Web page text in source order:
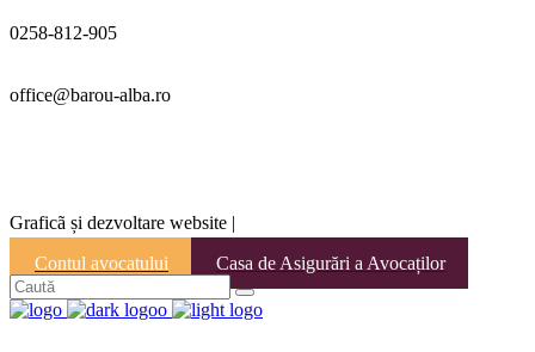
0258-812-905
office@barou-alba.ro
Graficã și dezvoltare website |
Contul avocatului
Casa de Asigurări a Avocaților